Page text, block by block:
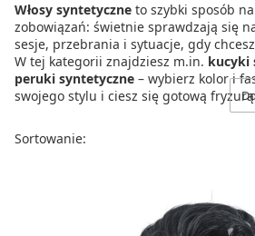
Włosy syntetyczne to szybki sposób
zobowiązań: świetnie sprawdzają się
sesje, przebrania i sytuacje, gdy
W tej kategorii znajdziesz m.in. kucyki
peruki syntetyczne – wybierz kolor i
swojego stylu i ciesz się gotową
Lista produktów
Sortowanie: